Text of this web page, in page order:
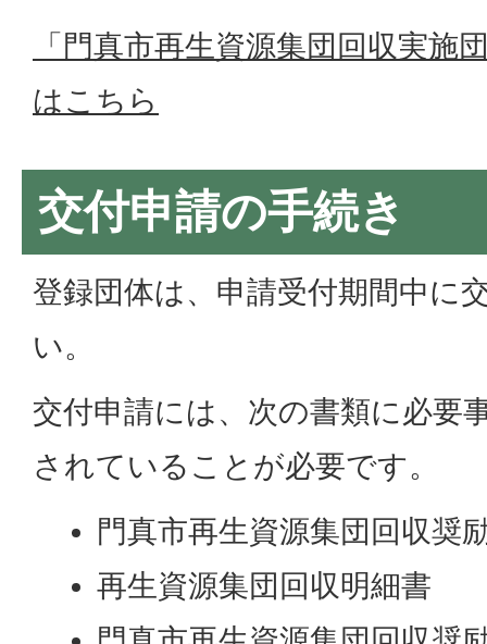
「門真市再生資源集団回収実施
はこちら
交付申請の手続き
登録団体は、申請受付期間中に
い。
交付申請には、次の書類に必要
されていることが必要です。
門真市再生資源集団回収奨
再生資源集団回収明細書